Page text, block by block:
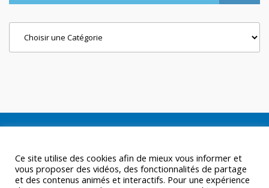
Ce site utilise des cookies afin de mieux vous informer et
vous proposer des vidéos, des fonctionnalités de partage
et des contenus animés et interactifs. Pour une expérience